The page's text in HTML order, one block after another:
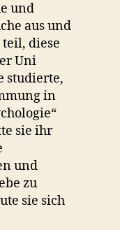
und
aus und
diese
Uni
studierte,
in
sie ihr
und
zu
sie sich